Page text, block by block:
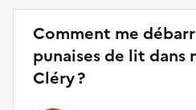
Comment me
punaises de lit dans
Cléry ?